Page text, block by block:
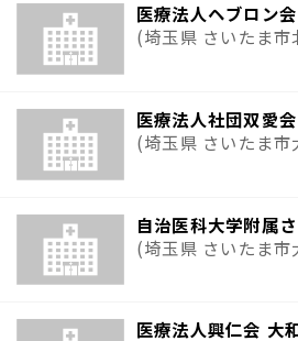
医療法人ヘブロン
(埼玉県 さいたま市
医療法人社団双愛
(埼玉県 さいたま市
自治医科大学附属
(埼玉県 さいたま市
医療法人興仁会 大